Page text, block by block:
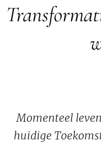
Momenteel
huidige